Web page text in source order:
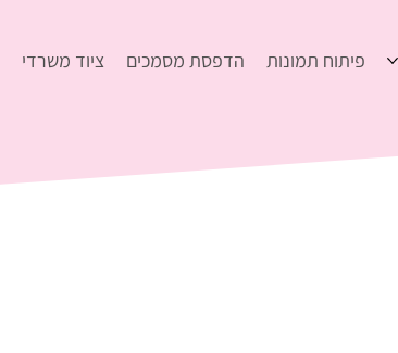
פיתוח תמונות הדפסת מסמכים ציוד משרדי